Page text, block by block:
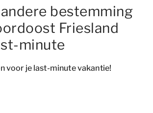
bestemming
Friesland
minute
voor je last-minute vakantie!